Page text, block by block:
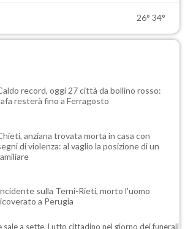
26° 34°
record, oggi 27 città da bollino rosso:
resterà fino a Ferragosto
anziana trovata morta in casa con
di violenza: al vaglio la posizione di un
sulla Terni-Rieti, morto l'uomo
a Perugia
sale a sette. Lutto cittadino nel giorno dei funerali